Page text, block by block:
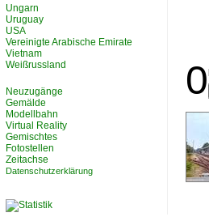
0
Ungarn
Uruguay
USA
Vereinigte Arabische Emirate
Vietnam
Weißrussland
Neuzugänge
Gemälde
Modellbahn
Virtual Reality
Gemischtes
Fotostellen
Zeitachse
Datenschutzerklärung